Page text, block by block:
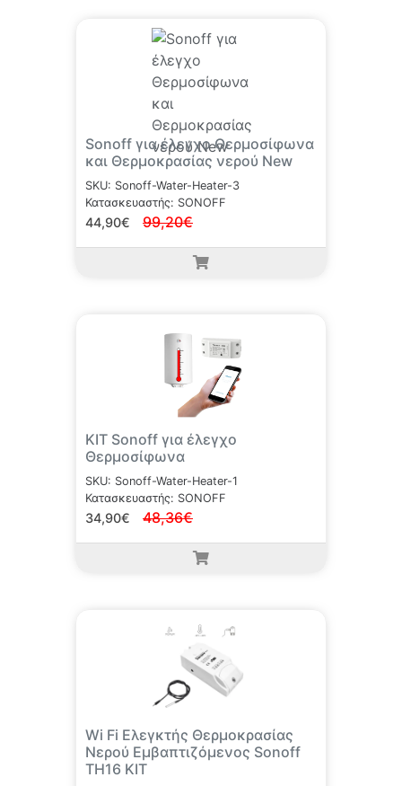
Sonoff για έλεγχο Θερμοσίφωνα
και Θερμοκρασίας νερού New
SKU: Sonoff-Water-Heater-3
Κατασκευαστής: SONOFF
44,90€ 99,20€
ΚΙΤ Sonoff για έλεγχο
Θερμοσίφωνα
SKU: Sonoff-Water-Heater-1
Κατασκευαστής: SONOFF
34,90€ 48,36€
Wi Fi Ελεγκτής Θερμοκρασίας
Νερού Εμβαπτιζόμενος Sonoff
TH16 KIT